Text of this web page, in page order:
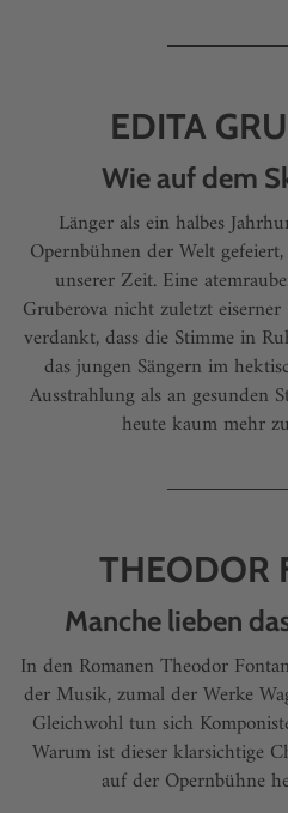
EDITA
Wie auf dem
Länger als ein halbes
Opernbühnen der Welt
unserer Zeit. Eine
Gruberova nicht zuletzt
verdankt, dass die Stimme in
das jungen Sängern im
Ausstrahlung als an gesunden
heute kaum mehr
THEODOR
Manche lieben
In den Romanen Theodor
der Musik, zumal der Werke
Gleichwohl tun sich
Warum ist dieser klarsichtige
auf der Opernbühne